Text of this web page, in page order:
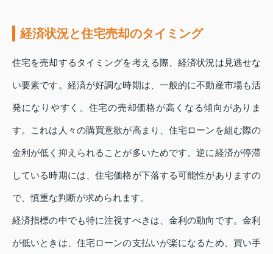
経済状況と住宅売却のタイミング
住宅を売却するタイミングを考える際、経済状況は見逃せな
い要素です。経済が好調な時期は、一般的に不動産市場も活
発になりやすく、住宅の売却価格が高くなる傾向がありま
す。これは人々の購買意欲が高まり、住宅ローンを組む際の
金利が低く抑えられることが多いためです。逆に経済が停滞
している時期には、住宅価格が下落する可能性がありますの
で、慎重な判断が求められます。
経済指標の中でも特に注視すべきは、金利の動向です。金利
が低いときは、住宅ローンの支払いが楽になるため、買い手